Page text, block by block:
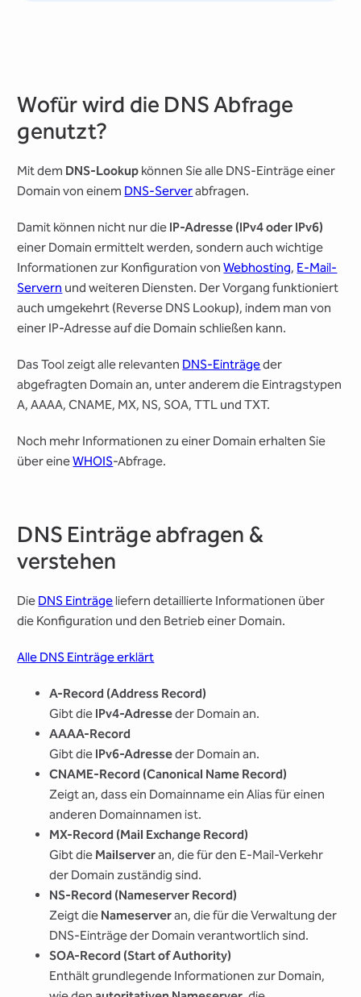
Wofür wird die DNS Abfrage
genutzt?
Mit dem DNS-Lookup können Sie alle DNS-Einträge einer
Domain von einem DNS-Serverabfragen.
Damit können nicht nur die IP-Adresse (IPv4 oder IPv6)
einer Domain ermittelt werden, sondern auch wichtige
Informationen zur Konfiguration vonWebhosting, E-Mail-
Servern und weiteren Diensten. Der Vorgang funktioniert
auch umgekehrt (Reverse DNS Lookup), indem man von
einer IP-Adresse auf die Domain schließen kann.
Das Tool zeigt alle relevanten DNS-Einträgeder
abgefragten Domain an, unter anderem die Eintragstypen
A, AAAA, CNAME, MX, NS, SOA, TTL und TXT.
Noch mehr Informationen zu einer Domain erhalten Sie
über eineWHOIS-Abfrage.
DNS Einträge abfragen &
verstehen
Die DNS Einträge liefern detaillierte Informationen über
die Konfiguration und den Betrieb einer Domain.
Alle DNS Einträge erklärt
A-Record (Address Record)
Gibt die IPv4-Adresseder Domain an.
AAAA-Record
Gibt die IPv6-Adresseder Domain an.
CNAME-Record (Canonical Name Record)
Zeigt an, dass ein Domainname ein Alias für einen
anderen Domainnamen ist.
MX-Record (Mail Exchange Record)
Gibt die Mailserveran, die für den E-Mail-Verkehr
der Domain zuständig sind.
NS-Record (Nameserver Record)
Zeigt die Nameserveran, die für die Verwaltung der
DNS-Einträge der Domain verantwortlich sind.
SOA-Record (Start of Authority)
Enthält grundlegende Informationen zur Domain,